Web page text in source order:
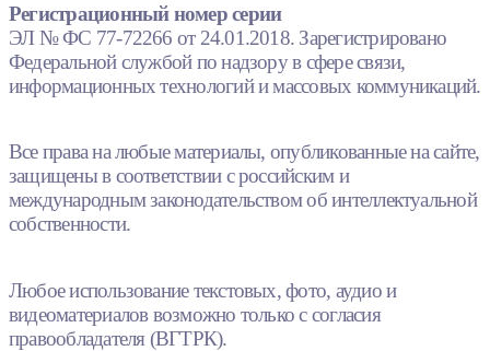
Регистрационный номер серии
ЭЛ № ФС 77-72266 от 24.01.2018. Зарегистрировано
Федеральной службой по надзору в сфере связи,
информационных технологий и массовых коммуникаций.
Все права на любые материалы, опубликованные на сайте,
защищены в соответствии с российским и
международным законодательством об интеллектуальной
собственности.
Любое использование текстовых, фото, аудио и
видеоматериалов возможно только с согласия
правообладателя (ВГТРК).